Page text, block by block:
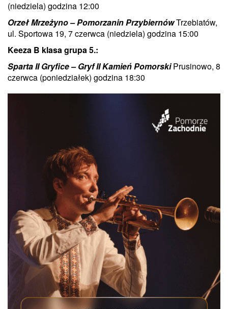
(niedziela) godzina 12:00
Orzeł Mrzeżyno – Pomorzanin PrzybiernówTrzebiatów,
ul. Sportowa 19, 7 czerwca (niedziela) godzina 15:00
Keeza B klasa grupa 5.:
Sparta II Gryfice – Gryf II Kamień PomorskiPrusinowo, 8
czerwca (poniedziałek) godzina 18:30